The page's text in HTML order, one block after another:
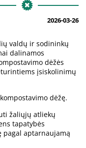
2026-03-26
valdų ir sodininkų
dalinamos
dėžės
įsiskolinimų
dėžę.
žaliųjų atliekų
tapatybės
pagal aptarnaujamą